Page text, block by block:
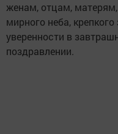
женам, отцам,
мирного неба,
уверенности в
поздравлении.